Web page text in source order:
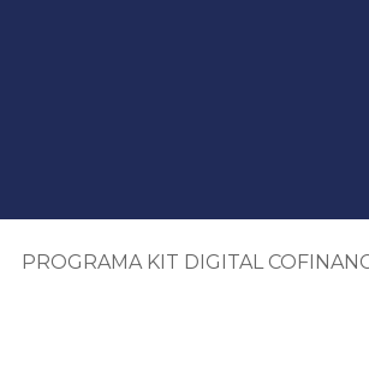
PROGRAMA KIT DIGITAL